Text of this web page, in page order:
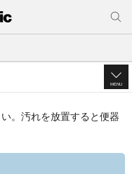
MENU
。汚れを放置すると便器